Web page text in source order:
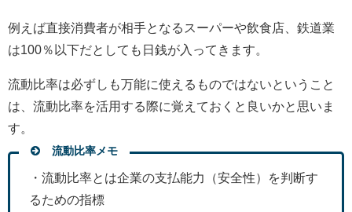
例えば直接消費者が相手となるスーパーや飲食店、鉄道業
は100％以下だとしても日銭が入ってきます。
流動比率は必ずしも万能に使えるものではないということ
は、流動比率を活用する際に覚えておくと良いかと思いま
す。
流動比率メモ
・流動比率とは企業の支払能力（安全性）を判断す
るための指標